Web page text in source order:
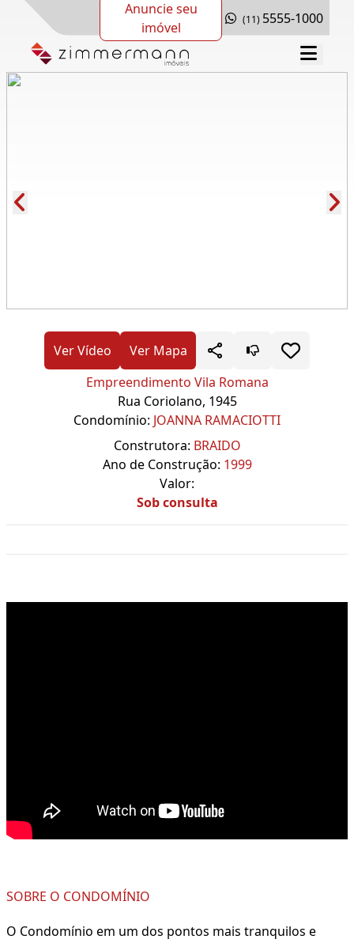
Anuncie seu
imóvel
(11) 5555-1000
Ver Vídeo
Ver Mapa
Empreendimento Vila Romana
Rua Coriolano, 1945
Condomínio: JOANNA RAMACIOTTI
Construtora: BRAIDO
Ano de Construção: 1999
Valor:
Sob consulta
SOBRE O CONDOMÍNIO
O Condomínio em um dos pontos mais tranquilos e